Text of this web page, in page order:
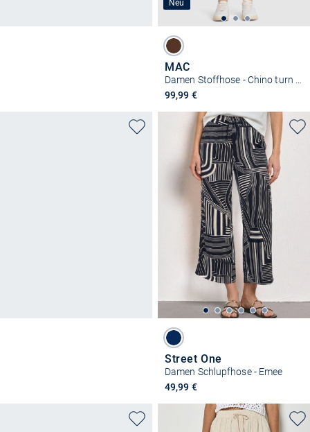
Neu
MAC
99,99 €
Street One
Damen Schlupfhose - Emee
49,99 €